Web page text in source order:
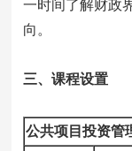
一时间了解财政
向。
三、课程设置
公共项目投资管